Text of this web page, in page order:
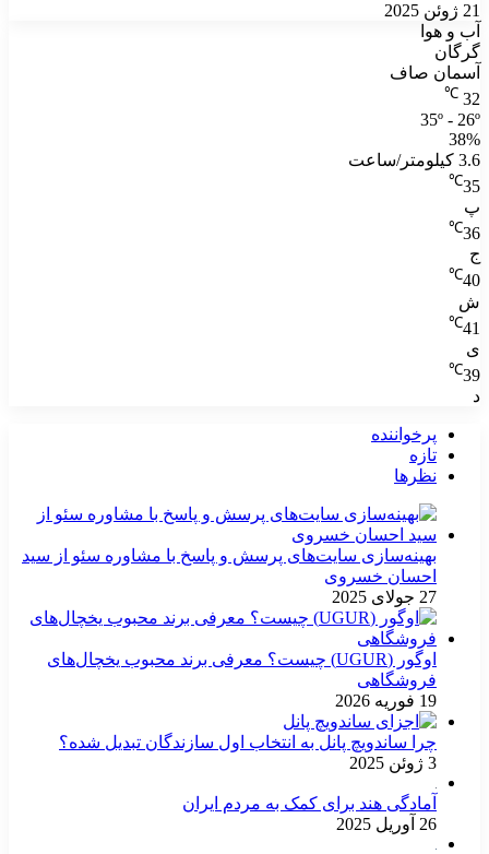
21 ژوئن 2025
آب و هوا
گرگان
آسمان صاف
32
℃
35º - 26º
38%
3.6 کیلومتر/ساعت
35
℃
پ
36
℃
ج
40
℃
ش
41
℃
ی
39
℃
د
پرخواننده
تازه
نظرها
بهینه‌سازی سایت‌های پرسش و پاسخ با مشاوره سئو از سید
احسان خسروی
27 جولای 2025
اوگور (UGUR) چیست؟ معرفی برند محبوب یخچال‌های
فروشگاهی
19 فوریه 2026
چرا ساندویچ پانل به انتخاب اول سازندگان تبدیل شده؟
3 ژوئن 2025
آمادگی هند برای کمک به مردم ایران
26 آوریل 2025